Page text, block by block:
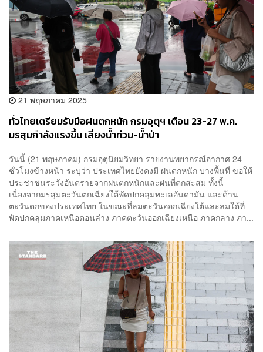
21 พฤษภาคม 2025
ทั่วไทยเตรียมรับมือฝนตกหนัก กรมอุตุฯ เตือน 23-27 พ.ค.
มรสุมกำลังแรงขึ้น เสี่ยงน้ำท่วม-น้ำป่า
วันนี้ (21 พฤษภาคม) กรมอุตุนิยมวิทยา รายงานพยากรณ์อากาศ 24
ชั่วโมงข้างหน้า ระบุว่า ประเทศไทยยังคงมี ฝนตกหนัก บางพื้นที่ ขอให้
ประชาชนระวังอันตรายจากฝนตกหนักและฝนที่ตกสะสม ทั้งนี้
เนื่องจากมรสุมตะวันตกเฉียงใต้พัดปกคลุมทะเลอันดามัน และด้าน
ตะวันตกของประเทศไทย ในขณะที่ลมตะวันออกเฉียงใต้และลมใต้ที่
พัดปกคลุมภาคเหนือตอนล่าง ภาคตะวันออกเฉียงเหนือ ภาคกลาง ภา...